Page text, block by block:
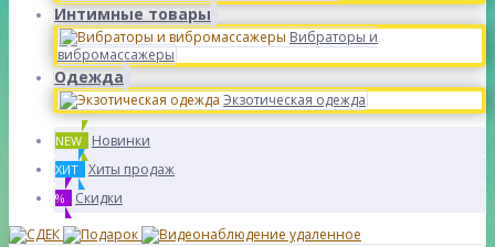
Интимные товары
Вибраторы и
вибромассажеры
Одежда
Экзотическая одежда
NEW Новинки
ХИТ Хиты продаж
% Скидки